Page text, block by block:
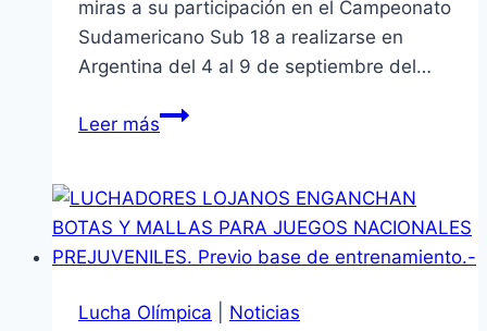
miras a su participación en el Campeonato
Sudamericano Sub 18 a realizarse en
Argentina del 4 al 9 de septiembre del…
Leer másATLETAS
SUDAMERICANO
DE
ATLETISMO
EN
Lucha Olímpica Noticias